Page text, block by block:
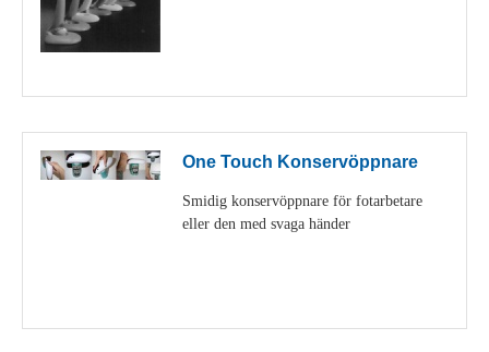
One Touch Konservöppnare
Smidig konservöppnare för fotarbetare
eller den med svaga händer